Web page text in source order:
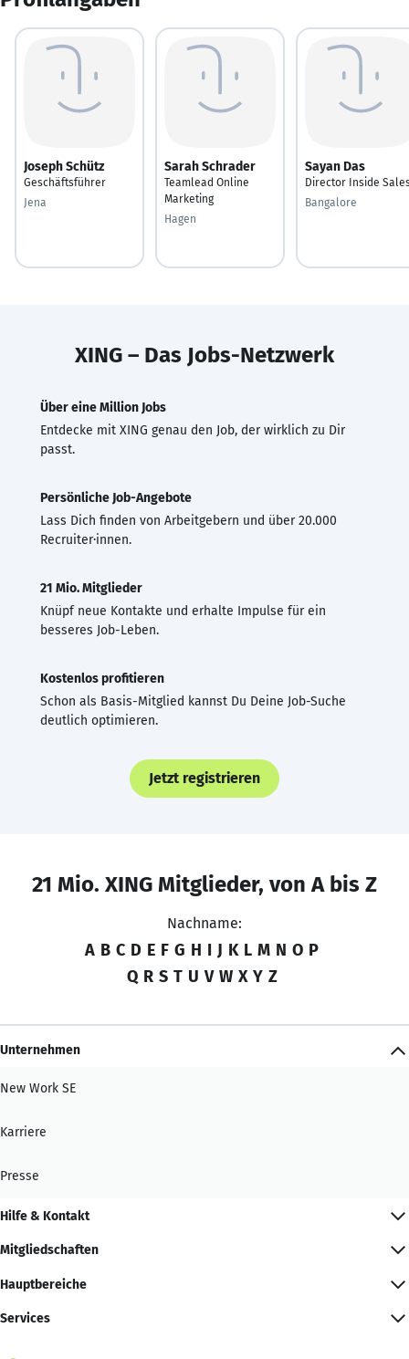
Joseph Schütz
Geschäftsführer
Jena
Sarah Schrader
Teamlead Online
Marketing
Hagen
Sayan Das
Director Inside
Bangalore
XING – Das Jobs-Netzwerk
Über eine Million Jobs
Entdecke mit XING genau den Job, der wirklich zu Dir
passt.
Persönliche Job-Angebote
Lass Dich finden von Arbeitgebern und über 20.000
Recruiter·innen.
21 Mio. Mitglieder
Knüpf neue Kontakte und erhalte Impulse für ein
besseres Job-Leben.
Kostenlos profitieren
Schon als Basis-Mitglied kannst Du Deine Job-Suche
deutlich optimieren.
Jetzt registrieren
21 Mio. XING Mitglieder, von A bis Z
Nachname:
A B C D E F G H I J K L M N O P
Q R S T U V W X Y Z
Unternehmen
New Work SE
Karriere
Presse
Hilfe & Kontakt
Mitgliedschaften
Hauptbereiche
Services